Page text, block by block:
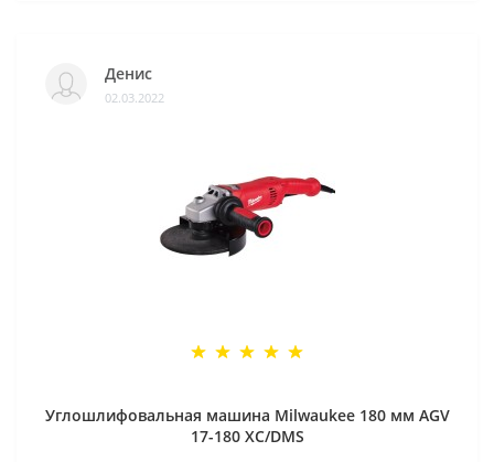
Денис
02.03.2022
Углошлифовальная машина Milwaukee 180 мм AGV
17-180 XC/DMS